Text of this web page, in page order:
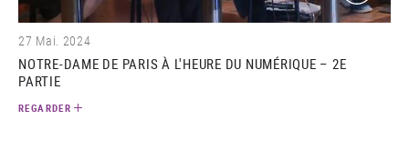
27 Mai. 2024
NOTRE-DAME DE PARIS À L'HEURE DU NUMÉRIQUE – 2E
PARTIE
REGARDER